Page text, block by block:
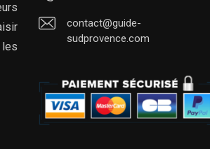
contact@guide-
sudprovence.com